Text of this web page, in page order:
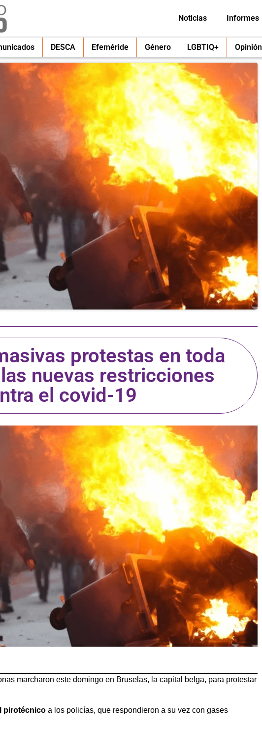
Noticias Informes
DESCA Efeméride Género LGBTIQ+ Opinión
protestas en toda
nuevas restricciones
el covid-19
marcharon este domingo en Bruselas, la capital belga, para protestar
pirotécnico a los policías, que respondieron a su vez con gases